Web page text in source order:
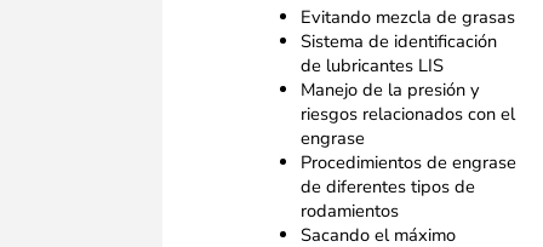
Evitando mezcla de grasas
Sistema de identificación
de lubricantes LIS
Manejo de la presión y
riesgos relacionados con el
engrase
Procedimientos de engrase
de diferentes tipos de
rodamientos
Sacando el máximo